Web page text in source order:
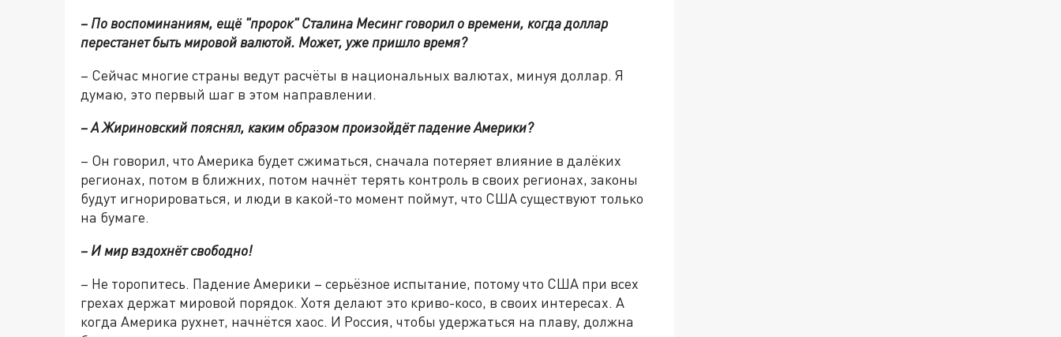
– По воспоминаниям, ещё "пророк" Сталина Месинг говорил о времени, когда доллар
перестанет быть мировой валютой. Может, уже пришло время?
– Сейчас многие страны ведут расчёты в национальных валютах, минуя доллар. Я
думаю, это первый шаг в этом направлении.
– А Жириновский пояснял, каким образом произойдёт падение Америки?
– Он говорил, что Америка будет сжиматься, сначала потеряет влияние в далёких
регионах, потом в ближних, потом начнёт терять контроль в своих регионах, законы
будут игнорироваться, и люди в какой-то момент поймут, что США существуют только
на бумаге.
– И мир вздохнёт свободно!
– Не торопитесь. Падение Америки – серьёзное испытание, потому что США при всех
грехах держат мировой порядок. Хотя делают это криво-косо, в своих интересах. А
когда Америка рухнет, начнётся хаос. И Россия, чтобы удержаться на плаву, должна